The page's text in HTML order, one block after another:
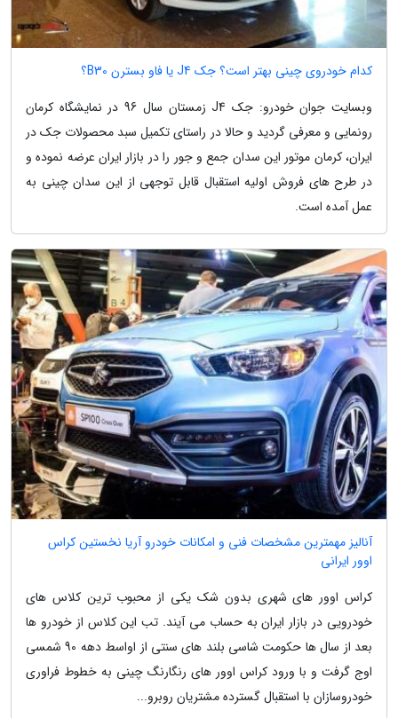
کدام خودروی چینی بهتر است؟ جک J4 یا فاو بسترن B30؟
وبسایت جوان خودرو: جک J4 زمستان سال 96 در نمایشگاه کرمان
رونمایی و معرفی گردید و حالا در راستای تکمیل سبد محصولات جک در
ایران، کرمان موتور این سدان جمع و جور را در بازار ایران عرضه نموده و
در طرح های فروش اولیه استقبال قابل توجهی از این سدان چینی به
عمل آمده است.
آنالیز مهمترین مشخصات فنی و امکانات خودرو آریا نخستین کراس
اوور ایرانی
کراس اوور های شهری بدون شک یکی از محبوب ترین کلاس های
خودرویی در بازار ایران به حساب می آیند. تب این کلاس از خودرو ها
بعد از سال ها حکومت شاسی بلند های سنتی از اواسط دهه 90 شمسی
اوج گرفت و با ورود کراس اوور های رنگارنگ چینی به خطوط فراوری
خودروسازان با استقبال گسترده مشتریان روبرو...